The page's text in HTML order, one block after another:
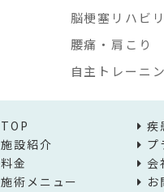
脳梗塞リハビリ
腰痛・肩こり
自主トレーニ
TOP
施設紹介
料金
施術メニュー
疾
プ
会
お